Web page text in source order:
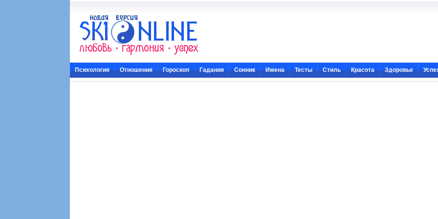
Психология Отношения Гороскоп Гадания Сонник Имена Тесты Стиль Красота Здоровье